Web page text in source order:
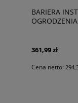
BARIERA
361,99 zł
Cena netto: